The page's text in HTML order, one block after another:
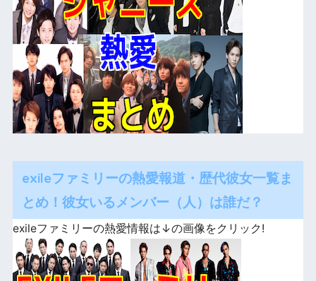
exileファミリーの熱愛報道・歴代彼女一覧ま
とめ！彼女いるメンバー（人）は誰だ？
exileファミリーの熱愛情報は↓の画像をクリック!